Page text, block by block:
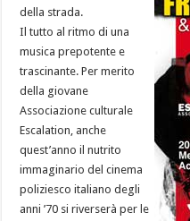
della strada.
Il tutto al ritmo di una
musica prepotente e
trascinante. Per merito
della giovane
Associazione culturale
Escalation, anche
quest’anno il nutrito
immaginario del cinema
poliziesco italiano degli
anni ’70 si riverserà per le